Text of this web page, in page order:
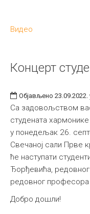
Видео
Концерт
Објављено 23.09.2022.
Са задовољством
студената хармонике
у понедељак 26.
Свечаној сали Прве
ће наступати
Ђорђевића,
редовног
Добро дошли!